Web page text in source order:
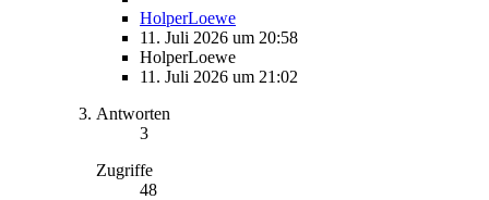
HolperLoewe
11. Juli 2026 um 20:58
HolperLoewe
11. Juli 2026 um 21:02
Antworten
3
Zugriffe
48